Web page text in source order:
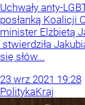
Uchwały anty-
posłanką Koalicji
minister Elżbietą
stwierdziła
się słów...
23 wrz 2021 19:28
PolitykaKraj